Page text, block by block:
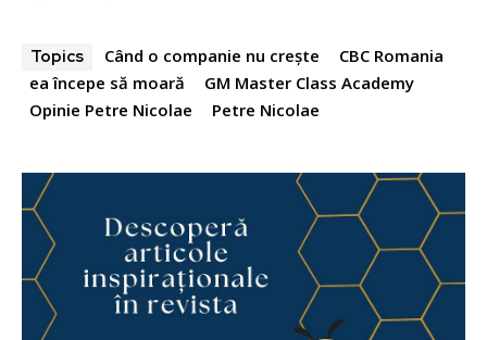
Topics Când o companie nu crește
CBC Romania
ea începe să moară
GM Master Class Academy
Opinie Petre Nicolae
Petre Nicolae